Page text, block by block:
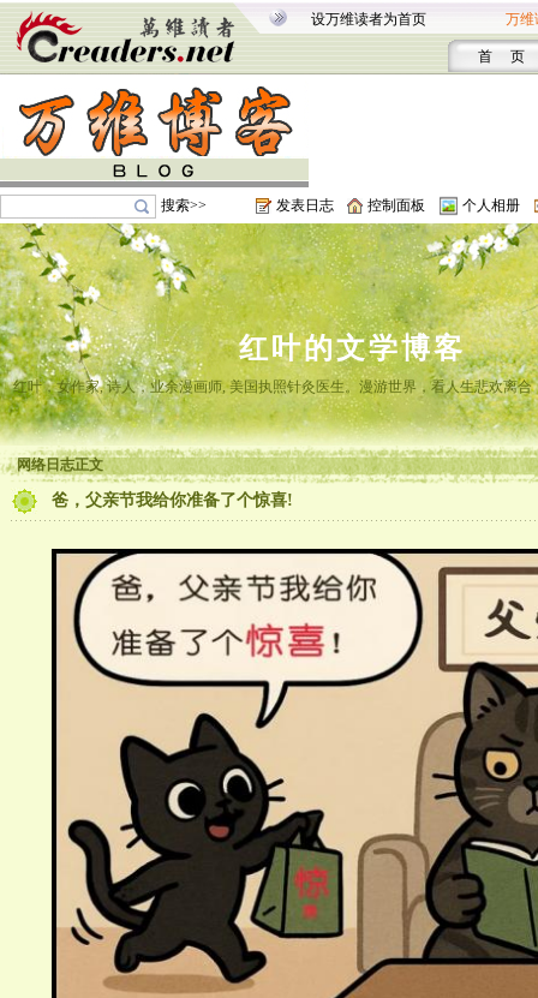
设万维读者为首页 万维
首 页
搜索>> 发表日志 控制面板 个人相册
红叶的文学博客
红叶，女作家, 诗人，业余漫画师, 美国执照针灸医生。漫游世界，看人生悲欢离
网络日志正文
爸，父亲节我给你准备了个惊喜!